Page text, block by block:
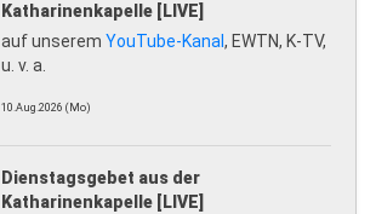
Katharinenkapelle [LIVE]
auf unserem YouTube-Kanal, EWTN, K-TV,
u. v. a.
10.Aug.2026 (Mo)
Dienstagsgebet aus der
Katharinenkapelle [LIVE]